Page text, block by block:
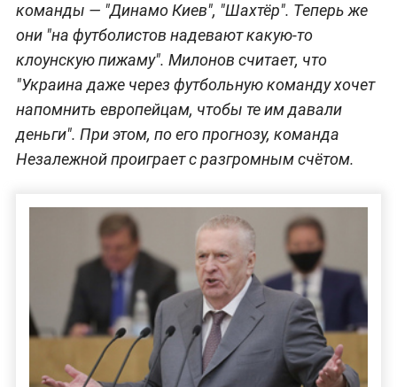
команды — "Динамо Киев", "Шахтёр". Теперь же
они "на футболистов надевают какую-то
клоунскую пижаму". Милонов считает, что
"Украина даже через футбольную команду хочет
напомнить европейцам, чтобы те им давали
деньги". При этом, по его прогнозу, команда
Незалежной проиграет с разгромным счётом.